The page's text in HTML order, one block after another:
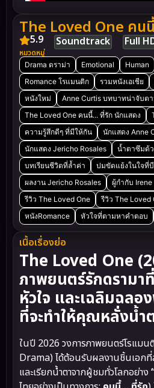
The Loved One คน
5.9 Soundtrack Full
หมวดหมู่
Drama ดราม่า Emotional Human
Romance โรแมนติก
รวมหนังเอเชีย
หนังใหม่
Anne Curtis บทบาทน่าจับตา
The Loved One คนนี้... ที่รัก นักแสดง
ความรู้สึกดีๆ ที่มีให้กัน
นักแสดง Anne
นักแสดง Jericho Rosales
น้ำตาซึมด้
บทเรียนชีวิตที่ล้ำค่า
ปมขัดแย้งในใจที่
ผลงาน Jericho Rosales
ผู้กำกับ Irene
รีวิว The Loved One
รีวิว The Loved
หนังRomance
หัวใจที่ตามหาคำตอบ
เนื้อเรื่องย่อ
The Loved One
ภาพยนตร์รักดรามา
หัวใจ และเฉลิมฉล
ที่จะทำให้คุณหลั่งน้ำ
ในปี 2026 วงการภาพยนตร์โรแม
Drama) ได้ต้อนรับผลงานชิ้นเอกที่
และเรียกน้ำตาจากผู้ชมทั่วโลกอย่าง